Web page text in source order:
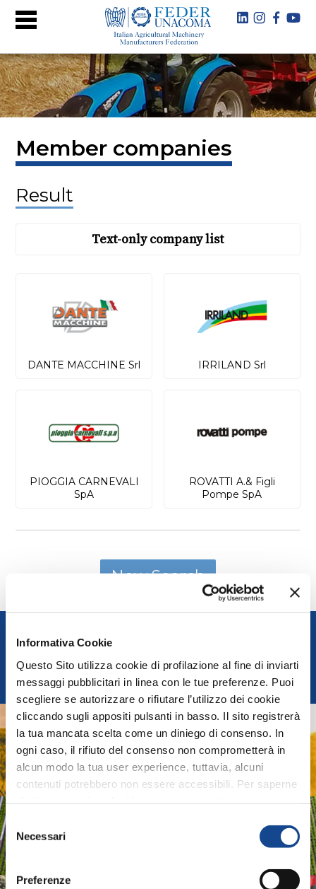
Informativa Cookie
Questo Sito utilizza cookie di profilazione al fine di inviarti
messaggi pubblicitari in linea con le tue preferenze. Puoi
scegliere se autorizzare o rifiutare l’utilizzo dei cookie
cliccando sugli appositi pulsanti in basso. Il sito registrerà
la tua mancata scelta come un diniego di consenso. In
ogni caso, il rifiuto del consenso non comprometterà in
alcun modo la tua user experience, tuttavia, alcuni
contenuti potrebbero non essere accessibili. Per saperne
invitiamo a consultare la nostra
Selezione
del
consenso
Necessari
Preferenze
Member companies
Result
Text-only company list
DANTE MACCHINE Srl IRRILAND Srl
PIOGGIA CARNEVALI
SpA
ROVATTI A.& Figli
Pompe SpA
FEDERUNACOMA
Italian Agricultural Machinery Manufacturers
Federation
AGRIDIGITAL
Digital System and technologies for Agricultural
Machinery and Farming